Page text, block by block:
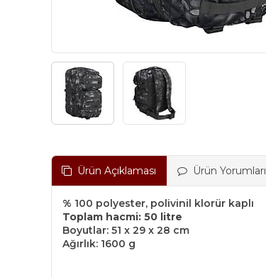
Ürün Açıklaması Ürün Yorumları
% 100 polyester, polivinil klorür kaplı
Toplam hacmi: 50 litre
Boyutlar: 51 x 29 x 28 cm
Ağırlık: 1600 g